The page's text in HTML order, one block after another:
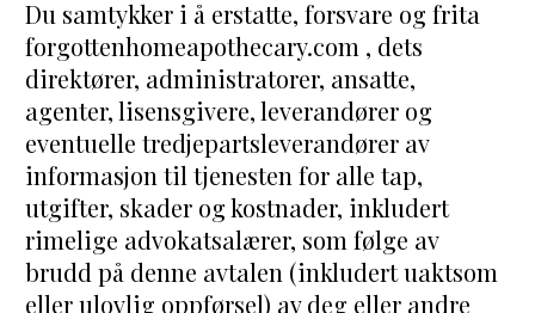
Du samtykker i å erstatte, forsvare og frita
forgottenhomeapothecary.com , dets
direktører, administratorer, ansatte,
agenter, lisensgivere, leverandører og
eventuelle tredjepartsleverandører av
informasjon til tjenesten for alle tap,
utgifter, skader og kostnader, inkludert
rimelige advokatsalærer, som følge av
brudd på denne avtalen (inkludert uaktsom
eller ulovlig oppførsel) av deg eller andre